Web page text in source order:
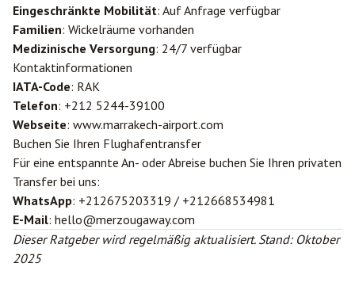
Eingeschränkte Mobilität: Auf Anfrage verfügbar
Familien: Wickelräume vorhanden
Medizinische Versorgung: 24/7 verfügbar
Kontaktinformationen
IATA-Code: RAK
Telefon: +212 5244-39100
Webseite: www.marrakech-airport.com
Buchen Sie Ihren Flughafentransfer
Für eine entspannte An- oder Abreise buchen Sie Ihren privaten
Transfer bei uns:
WhatsApp: +212675203319 / +212668534981
E-Mail: hello@merzougaway.com
Dieser Ratgeber wird regelmäßig aktualisiert. Stand: Oktober
2025